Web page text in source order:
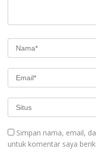
Simpan nama, email,
untuk komentar saya